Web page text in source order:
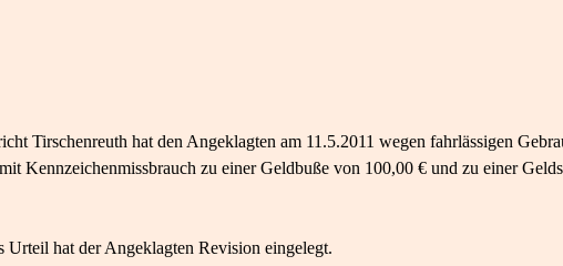
Tirschenreuth hat den Angeklagten am 11.5.2011 wegen fahrlässigen
Kennzeichenmissbrauch zu einer Geldbuße von 100,00 € und zu einer
Urteil hat der Angeklagten Revision eingelegt.